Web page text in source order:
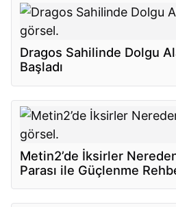
Dragos Sahilinde Dolgu
Başladı
Metin2’de İksirler
Parası ile Güçlenme